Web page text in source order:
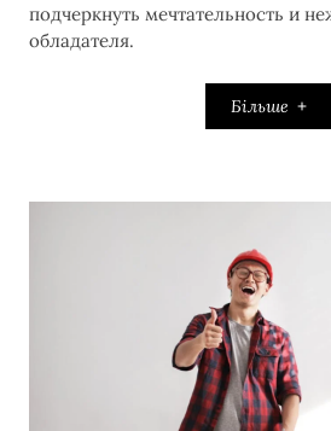
подчеркнуть мечтательность и
обладателя.
Більше